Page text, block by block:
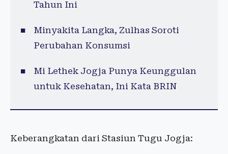
Tahun Ini
Minyakita Langka, Zulhas Soroti
Perubahan Konsumsi
Mi Lethek Jogja Punya Keunggulan
untuk Kesehatan, Ini Kata BRIN
Keberangkatan dari Stasiun Tugu Jogja: